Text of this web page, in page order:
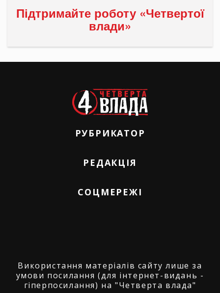
Підтримайте роботу «Четвертої
влади»
РУБРИКАТОР
РЕДАКЦІЯ
СОЦМЕРЕЖІ
Використання матеріалів сайту лише за
умови посилання (для інтернет-видань -
гіперпосилання) на "Четверта влада"